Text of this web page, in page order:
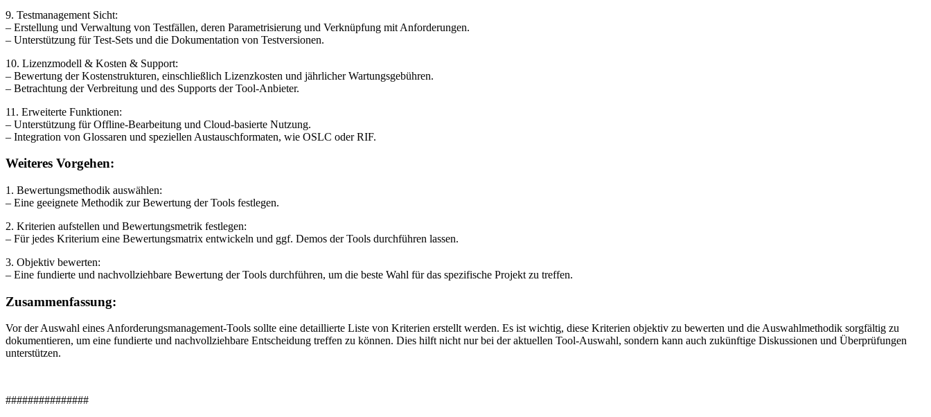
9. Testmanagement Sicht:
– Erstellung und Verwaltung von Testfällen, deren Parametrisierung und Verknüpfung mit Anforderungen.
– Unterstützung für Test-Sets und die Dokumentation von Testversionen.
10. Lizenzmodell & Kosten & Support:
– Bewertung der Kostenstrukturen, einschließlich Lizenzkosten und jährlicher Wartungsgebühren.
– Betrachtung der Verbreitung und des Supports der Tool-Anbieter.
11. Erweiterte Funktionen:
– Unterstützung für Offline-Bearbeitung und Cloud-basierte Nutzung.
– Integration von Glossaren und speziellen Austauschformaten, wie OSLC oder RIF.
Weiteres Vorgehen:
1. Bewertungsmethodik auswählen:
– Eine geeignete Methodik zur Bewertung der Tools festlegen.
2. Kriterien aufstellen und Bewertungsmetrik festlegen:
– Für jedes Kriterium eine Bewertungsmatrix entwickeln und ggf. Demos der Tools durchführen lassen.
3. Objektiv bewerten:
– Eine fundierte und nachvollziehbare Bewertung der Tools durchführen, um die beste Wahl für das spezifische Projekt zu treffen.
Zusammenfassung:
Vor der Auswahl eines Anforderungsmanagement-Tools sollte eine detaillierte Liste von Kriterien erstellt werden. Es ist wichtig, diese Kriterien objektiv zu bewerten und die Auswahlmethodik sorgfältig zu
dokumentieren, um eine fundierte und nachvollziehbare Entscheidung treffen zu können. Dies hilft nicht nur bei der aktuellen Tool-Auswahl, sondern kann auch zukünftige Diskussionen und Überprüfungen
unterstützen.
###############